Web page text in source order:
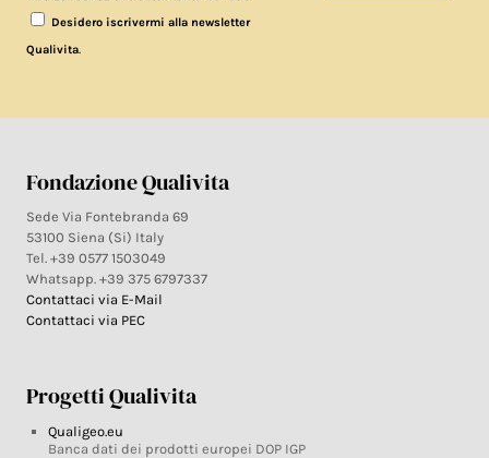
Desidero iscrivermi alla newsletter
Qualivita
Fondazione Qualivita
Sede Via Fontebranda 69
53100 Siena (Si) Italy
Tel. +39 0577 1503049
Whatsapp. +39 375 6797337
Contattaci via E-Mail
Contattaci via PEC
Progetti Qualivita
Qualigeo.eu
Banca dati dei prodotti europei DOP IGP